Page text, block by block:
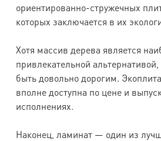
ориентированно-стружечных
которых заключается в их
Хотя массив дерева является
привлекательной
быть довольно дорогим.
вполне доступна по цене и
исполнениях.
Наконец, ламинат — один из